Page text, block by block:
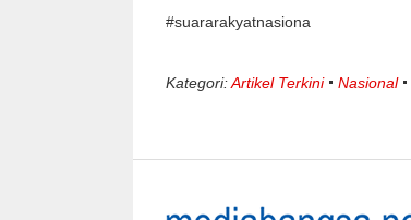
#suararakyatnasiona
Kategori:Artikel Terkini Nasional